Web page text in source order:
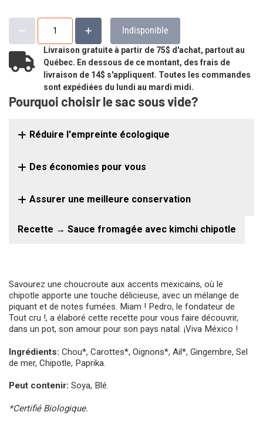
Indisponible
Livraison gratuite à partir de 75$ d'achat, partout au
Québec. En dessous de ce montant, des frais de
livraison de 14$ s'appliquent. Toutes les commandes
sont expédiées du lundi au mardi midi.
Pourquoi choisir le sac sous vide?
Réduire l'empreinte écologique
Des économies pour vous
Assurer une meilleure conservation
Recette → Sauce fromagée avec kimchi chipotle
Savourez une choucroute aux accents mexicains, où le
chipotle apporte une touche délicieuse, avec un mélange de
piquant et de notes fumées. Miam ! Pedro, le fondateur de
Tout cru !, a élaboré cette recette pour vous faire découvrir,
dans un pot, son amour pour son pays natal. ¡Viva México !
Ingrédients: Chou*, Carottes*, Oignons*, Ail*, Gingembre, Sel
de mer, Chipotle, Paprika.
Peut contenir: Soya, Blé.
*Certifié Biologique.